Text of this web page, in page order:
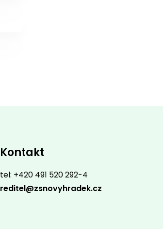
Kontakt
tel: +420 491 520 292-4
reditel@zsnovyhradek.cz